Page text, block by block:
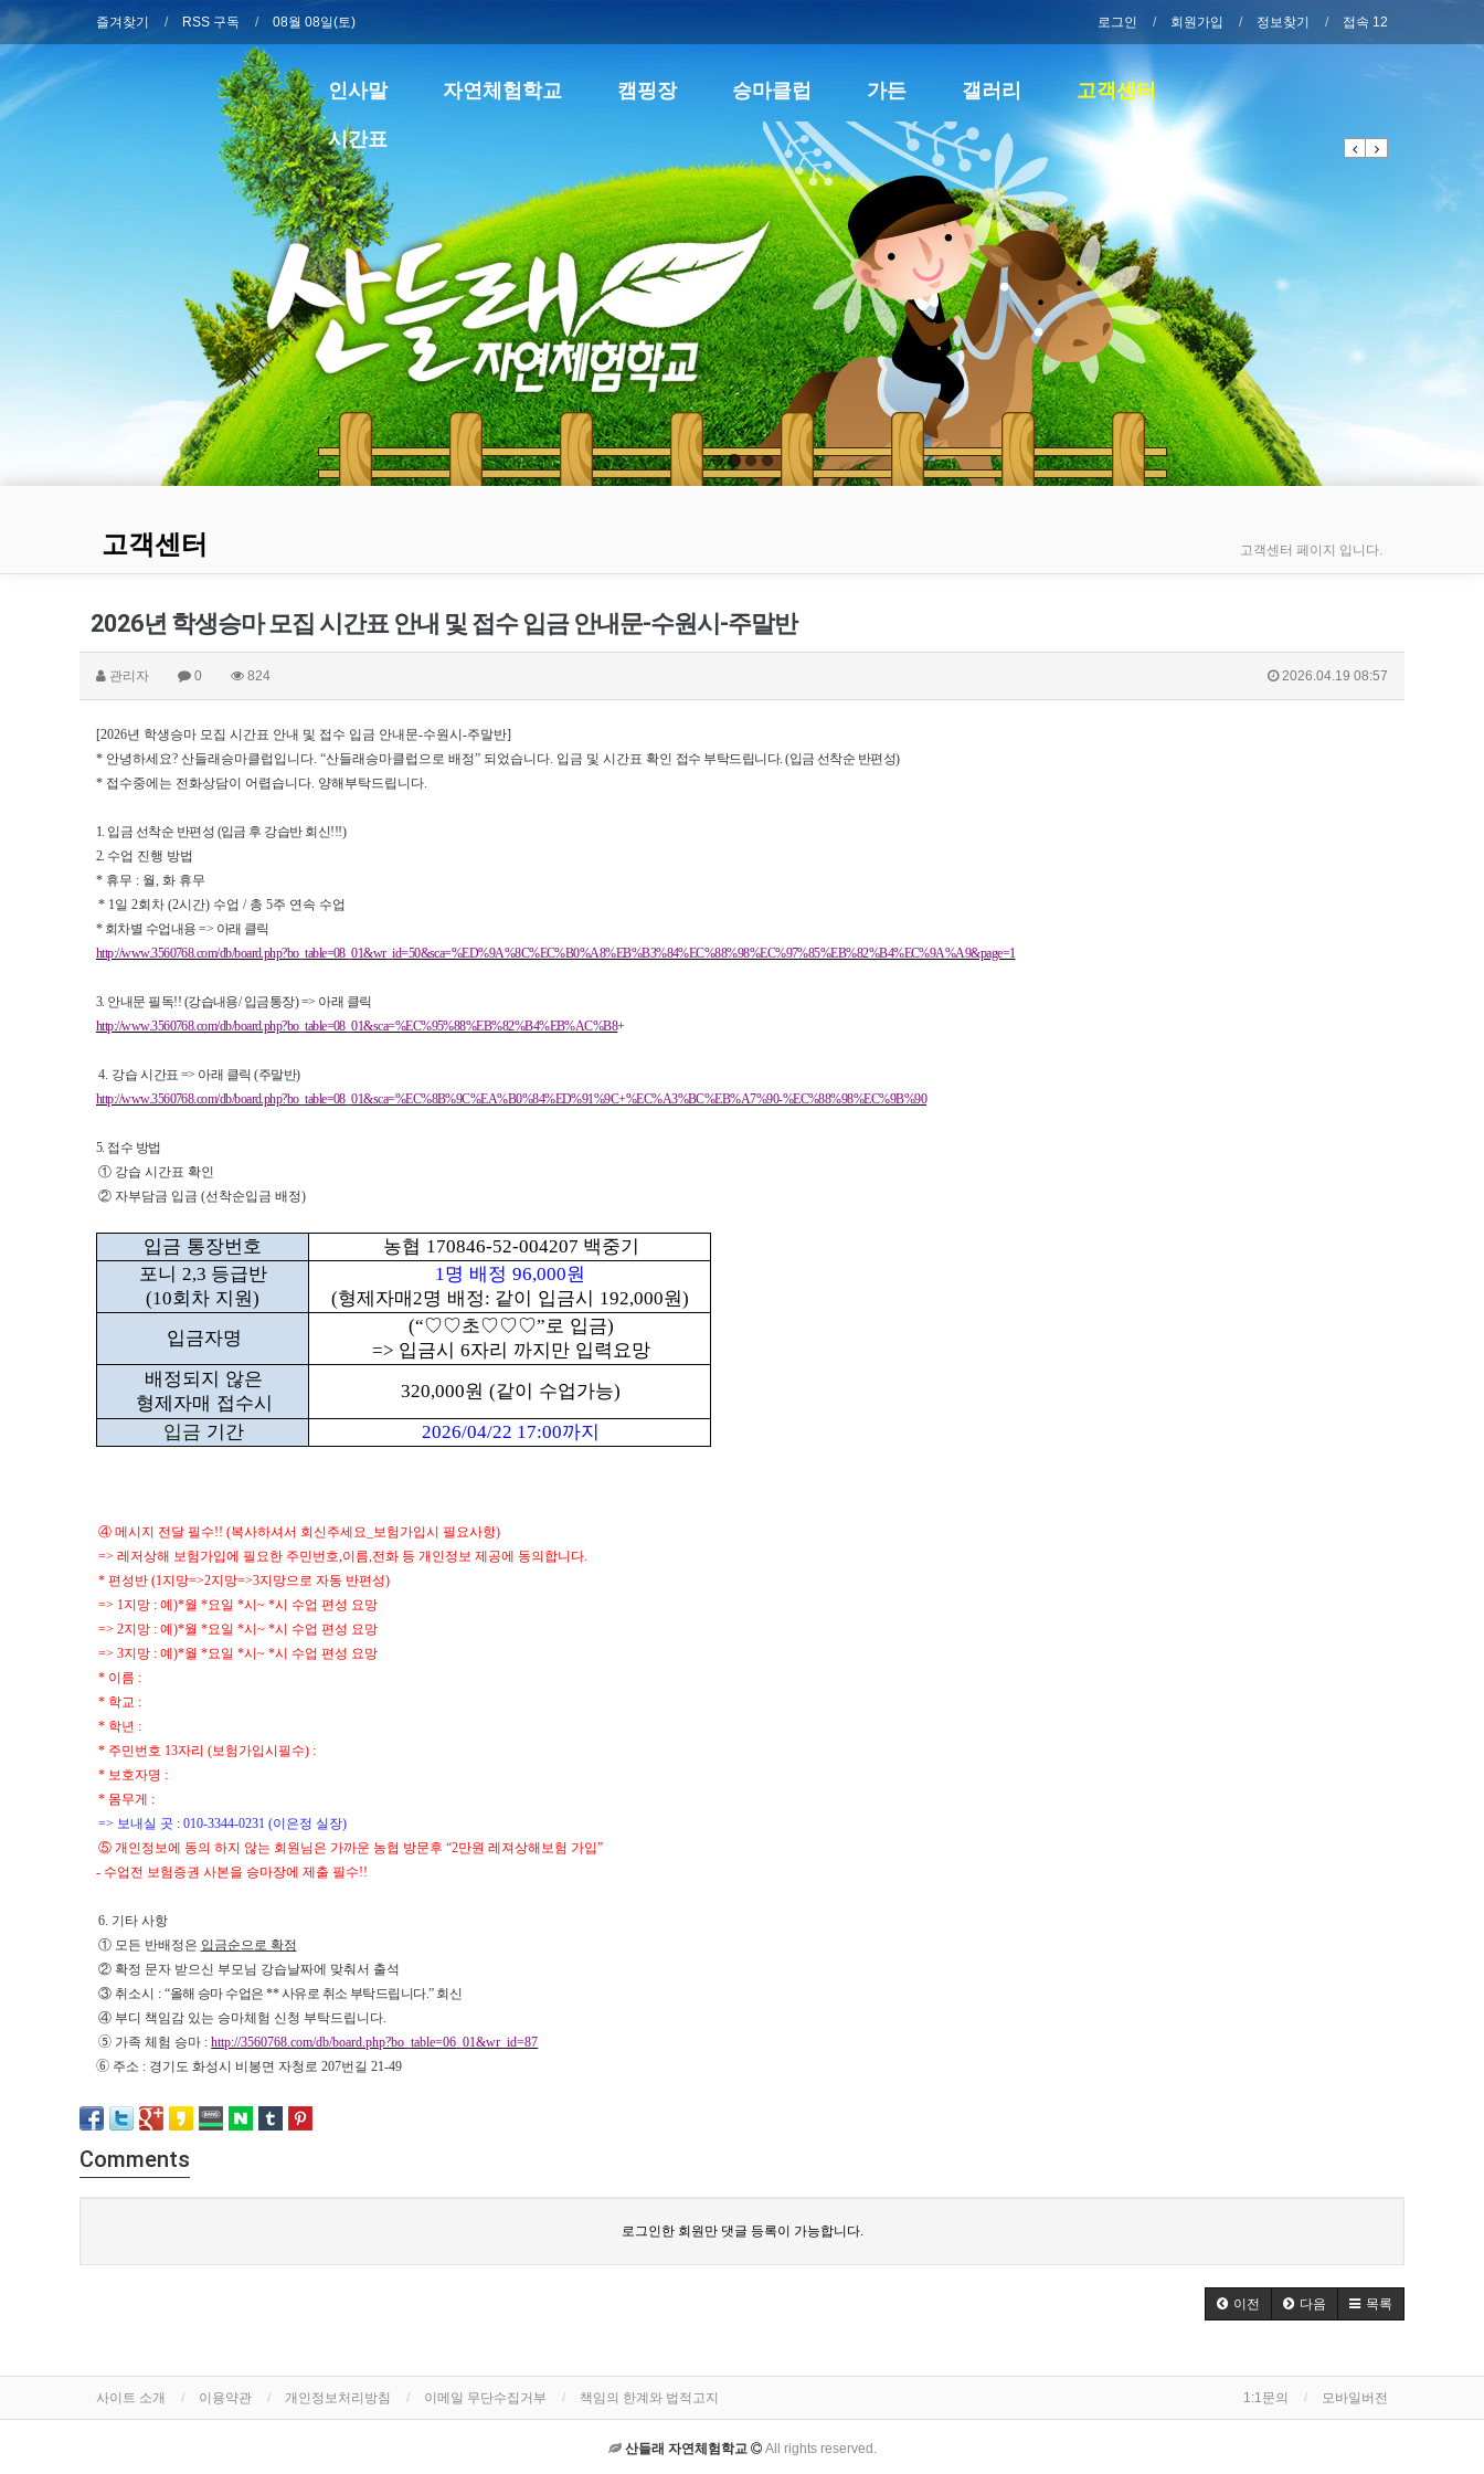
즐겨찾기 RSS 구독 08월 08일(토) 로그인 회원가입 정보찾기 접속 12
인사말 자연체험학교 캠핑장 승마클럽 가든 갤러리 고객센터
시간표 Previous
Next
고객센터 고객센터 페이지 입니다.
2026년 학생승마 모집 시간표 안내 및 접수 입금 안내문-수원시-주말반
관리자 0 824 2026.04.19 08:57
[2026년 학생승마 모집 시간표 안내 및 접수 입금 안내문-수원시 -주말반]
* 안녕하세요? 산들래승마클럽입니다. “산들래승마클럽으로 배정” 되었습니다. 입금 및 시간표 확인 접수 부탁드립니다. (입금 선착순 반편성)
* 접수중에는 전화상담이 어렵습니다. 양해부탁드립니다.
1. 입금 선착순 반편성 (입금 후 강습반 회신!!!)
2. 수업 진행 방법
* 휴무 : 월, 화 휴무
* 1일2회차(2시간) 수업/ 총5주 연속 수업
* 회차별 수업내용=> 아래 클릭
http://www.3560768.com/db/board.php?bo_table=08_01&wr_id=50&sca=%ED%9A%8C%EC%B0%A8%EB%B3%84%EC%88%98%EC%97%85%EB%82%B4%EC%9A%A9&page=1
3. 안내문 필독!! (강습내용/입금통장) => 아래 클릭
http://www.3560768.com/db/board.php?bo_table=08_01&sca=%EC%95%88%EB%82%B4%EB%AC%B8+
4. 강습 시간표 => 아래 클릭(주말반)
http://www.3560768.com/db/board.php?bo_table=08_01&sca=%EC%8B%9C%EA%B0%84%ED%91%9C+%EC%A3%BC%EB%A7%90-%EC%88%98%EC%9B%90
5. 접수 방법
① 강습 시간표 확인
② 자부담금 입금(선착순입금 배정)
입금 통장번호 농협 170846-52-004207 백중기
포니 2,3 등급반
(10회차 지원)
1명 배정 96,000원
(형제자매2명 배정: 같이 입금시 192,000원)
입금자명
(“♡♡초♡♡♡”로 입금)
=> 입금시 6자리 까지만 입력요망
배정되지 않은
형제자매 접수시
320,000원(같이 수업가능)
입금 기간 2026/04/22 17:00까지
④메시지 전달 필수!! (복사하셔서 회신주세요 보험가입시 필요사항)
=>레저상해 보험가입에 필요한 주민번호,이름,전화 등 개인정보 제공에 동의합니다.
*편성반(1지망=>2지망=>3지망으로 자동 반편성)
=> 1지망 :예)*월*요일*시~ *시 수업 편성 요망
=> 2지망 :예)*월*요일*시~ *시 수업 편성 요망
=> 3지망 :예)*월*요일*시~ *시 수업 편성 요망
* 이름 :
* 학교 :
* 학년 :
* 주민번호 13자리(보험가입시필수) :
* 보호자명 :
* 몸무게 :
=> 보내실 곳 : 010-3344-0231 (이은정 실장)
⑤개인정보에 동의 하지 않는 회원님은 가까운 농협 방문후“2만원 레져상해보험 가입”
- 수업전 보험증권 사본을 승마장에 제출 필수!!
6. 기타 사항
① 모든 반배정은 입금순으로 확정
② 확정 문자 받으신 부모님 강습날짜에 맞춰서 출석
③취소시 :“올해 승마 수업은**사유로 취소 부탁드립니다.” 회신
④ 부디 책임감 있는 승마체험 신청 부탁드립니다.
➄ 가족 체험 승마 :http://3560768.com/db/board.php?bo_table=06_01&wr_id=87
➅ 주소 : 경기도 화성시 비봉면 자청로 207번길 21-49
Comments
로그인한 회원만 댓글 등록이 가능합니다.
이전 다음 목록
사이트 소개 이용약관 개인정보처리방침 이메일 무단수집거부 책임의 한계와 법적고지 1:1문의 모바일버전
산들래 자연체험학교 All rights reserved.